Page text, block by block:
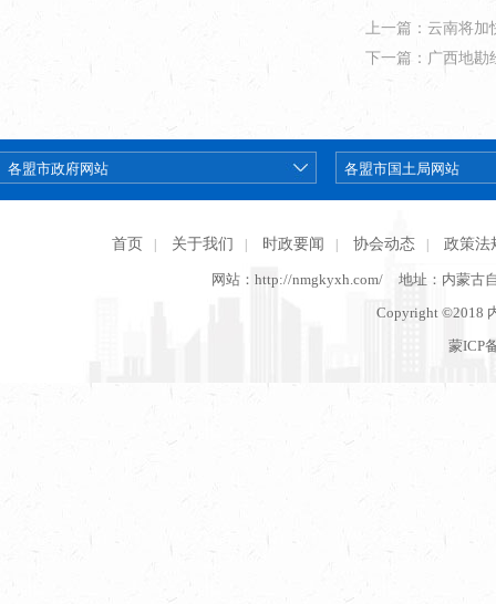
上一篇：云南将加
下一篇：广西地勘
首页 关于我们 时政要闻 协会动态 政策法
网站：http://nmgkyxh.com/
地址：内蒙古
Copyright ©2018
蒙ICP